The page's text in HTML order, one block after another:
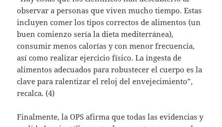
observar a personas que viven mucho tiempo. Estas
incluyen comer los tipos correctos de alimentos (un
buen comienzo sería la dieta mediterránea),
consumir menos calorías y con menor frecuencia,
así como realizar ejercicio físico. La ingesta de
alimentos adecuados para robustecer el cuerpo es la
clave para ralentizar el reloj del envejecimiento”,
recalca. (4)
Finalmente, la OPS afirma que todas las evidencias y